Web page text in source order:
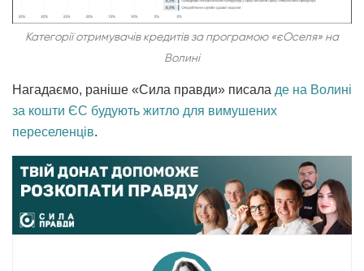
Категорії отримувачів кредитів за програмою «єОселя» на
Волині
Нагадаємо, раніше «Сила правди» писала де на Волині
за кошти ЄС будують житло для вимушених
переселенців.